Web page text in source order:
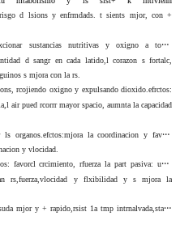
d lsions y enfrmdads. t sients mjor, con +
sustancias nutritivas y oxigno a todol
d sangr en cada latido,l corazon s fortalc,
s mjora con la rs.
rcojiendo oxigno y expulsando dioxido.efrctos:
air pued rcorrr mayor spacio, aumnta la capacidad
organos. efctos:mjora la coordinacion y favorc
y vlocidad.
favorcl crcimiento, rfuerza la part pasiva: usos
rs,fuerza,vlocidad y flxibilidad y s mjora la
mjor y + rapido,rsist 1a tmp intrnalvada,sta +